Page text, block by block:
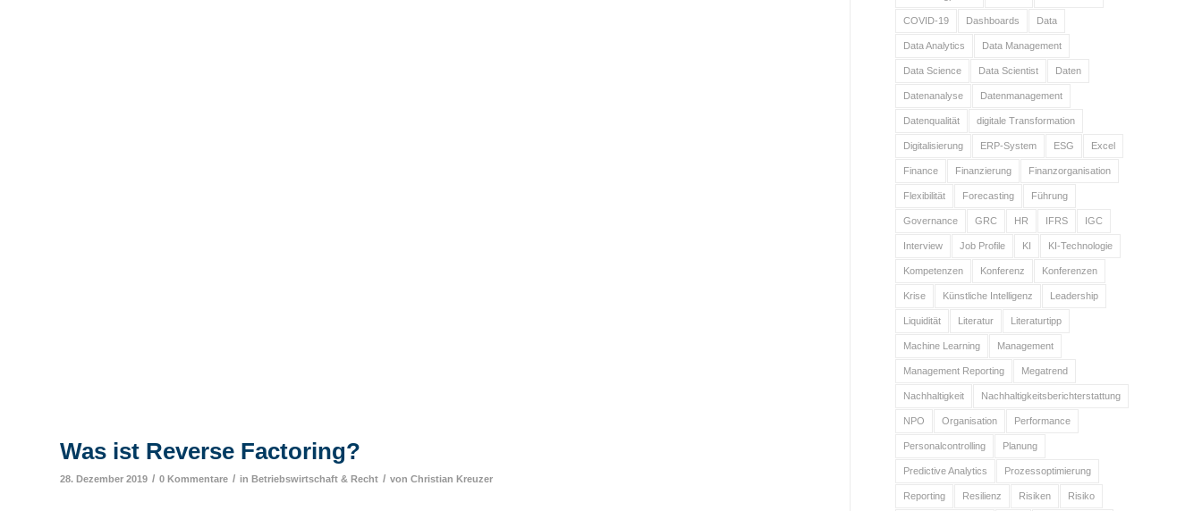
Was ist Reverse Factoring?
28. Dezember 2019 / 0 Kommentare / in Betriebswirtschaft & Recht / von Christian Kreuzer
COVID-19 Dashboards Data
Data Analytics Data Management
Data Science Data Scientist Daten
Datenanalyse Datenmanagement
Datenqualität digitale Transformation
Digitalisierung ERP-System ESG Excel
Finance Finanzierung Finanzorganisation
Flexibilität Forecasting Führung
Governance GRC HR IFRS IGC
Interview Job Profile KI KI-Technologie
Kompetenzen Konferenz Konferenzen
Krise Künstliche Intelligenz Leadership
Liquidität Literatur Literaturtipp
Machine Learning Management
Management Reporting Megatrend
Nachhaltigkeit Nachhaltigkeitsberichterstattung
NPO Organisation Performance
Personalcontrolling Planung
Predictive Analytics Prozessoptimierung
Reporting Resilienz Risiken Risiko